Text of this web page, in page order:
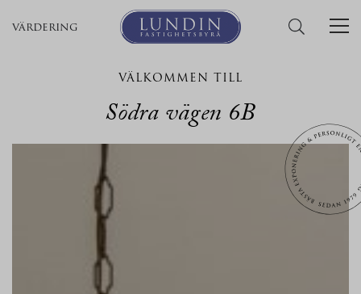
värdering
VÄLKOMMEN TILL
Södra vägen 6B